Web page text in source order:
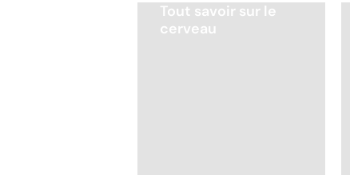
Tout savoir sur le
cerveau